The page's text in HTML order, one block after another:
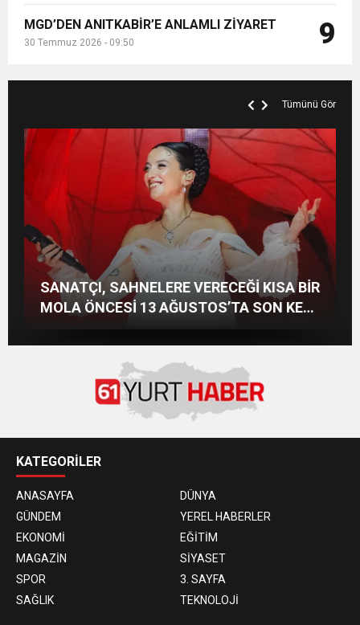
MGD’DEN ANITKABİR’E ANLAMLI ZİYARET
30 Temmuz 2026 - 09:50 9
Tümünü Gör
Başka Resort’ta Unutulmaz Gece Özülkü
Çifti Bodrum’u Büyüledi
SANATÇI, SAHNELERE VERECEĞİ KISA BİR
MOLA ÖNCESİ 13 AĞUSTOS’TA SON KEZ
HARBİYE’DE OLACAK!
SAHNELERİN ALBÜMSÜZ ASSOLİSTİ
GÖZDE DEMİRBİLEK, NR1 MAGAZİN’DE:
“SON ASSOLİST OLARAK VAR
OLACAĞIM!”
Demet Akalın, Sefo ve LVBEL C5 Bodrum’u
Salladı
KATEGORİLER
ANASAYFA
DÜNYA
GÜNDEM
YEREL HABERLER
EKONOMİ
EĞİTİM
MAGAZİN
SİYASET
SPOR
3. SAYFA
SAĞLIK
TEKNOLOJİ